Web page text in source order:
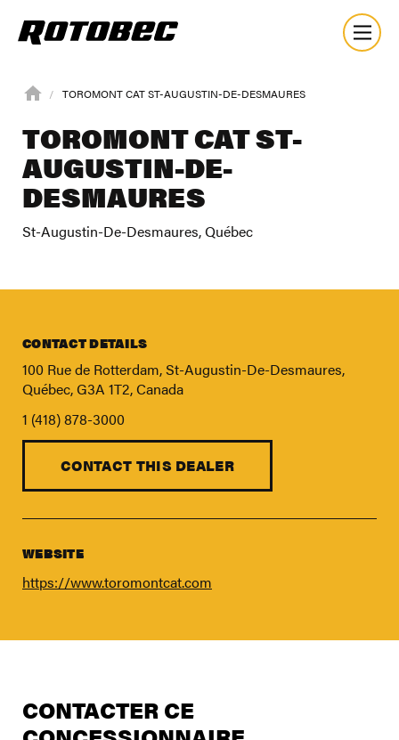
FIND A DEALER
About
Blog
Careers
Merch Store
TOROMONT CAT ST-AUGUSTIN-DE-DESMAURES
TOROMONT CAT ST-
AUGUSTIN-DE-
DESMAURES
St-Augustin-De-Desmaures, Québec
CONTACT DETAILS
100 Rue de Rotterdam, St-Augustin-De-Desmaures,
Québec, G3A 1T2, Canada
1 (418) 878-3000
CONTACT THIS DEALER
WEBSITE
https://www.toromontcat.com
CONTACTER CE